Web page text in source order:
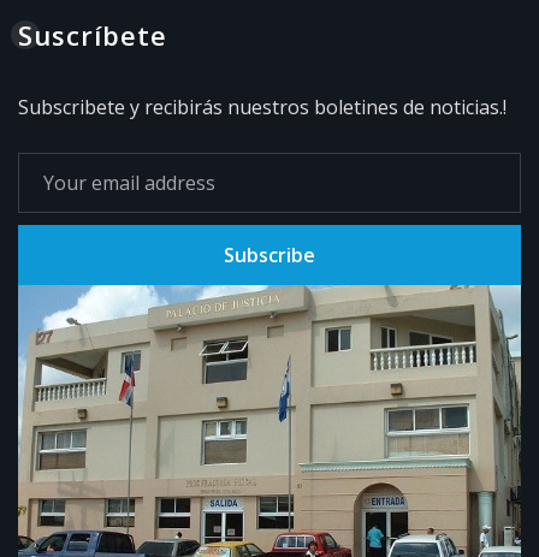
Suscríbete
Subscribete y recibirás nuestros boletines de noticias.!
Subscribe